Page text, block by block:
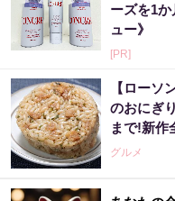
ーズを1
ュー》
[PR]
【ローソ
のおにぎ
まで!新作
グルメ